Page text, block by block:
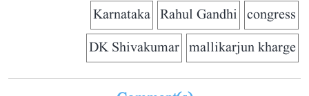
congress
Rahul Gandhi
Karnataka
mallikarjun kharge
DK Shivakumar